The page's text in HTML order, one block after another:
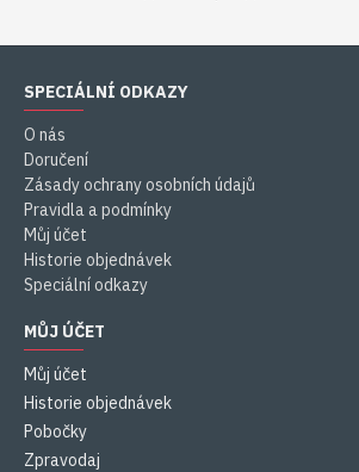
SPECIÁLNÍ ODKAZY
O nás
Doručení
Zásady ochrany osobních údajů
Pravidla a podmínky
Můj účet
Historie objednávek
Speciální odkazy
MŮJ ÚČET
Můj účet
Historie objednávek
Pobočky
Zpravodaj